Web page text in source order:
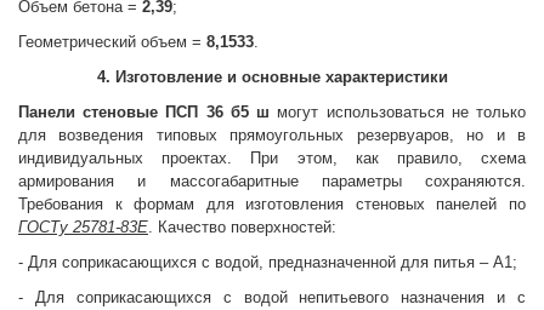
Объем бетона = 2,39;
Геометрический объем = 8,1533.
4. Изготовление и основные характеристики
Панели стеновые ПСП 36 б5 ш могут использоваться не только
для возведения типовых прямоугольных резервуаров, но и в
индивидуальных проектах. При этом, как правило, схема
армирования и массогабаритные параметры сохраняются.
Требования к формам для изготовления стеновых панелей по
ГОСТу 25781-83Е. Качество поверхностей:
- Для соприкасающихся с водой, предназначенной для питья – А1;
- Для соприкасающихся с водой непитьевого назначения и с